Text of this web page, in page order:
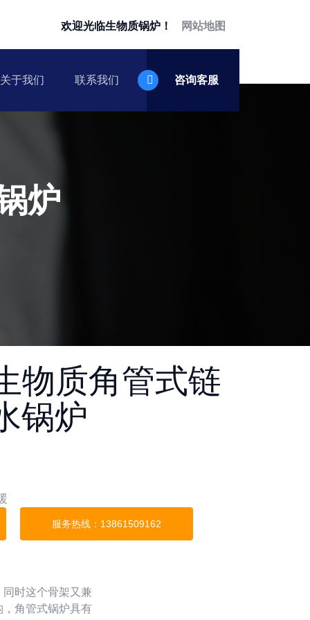
欢迎光临生物质锅炉！ 网站地图
关于我们 联系我们 咨询客服
炉
物质角管式链
锅炉
服务热线：13861509162
时这个骨架又兼
角管式锅炉具有